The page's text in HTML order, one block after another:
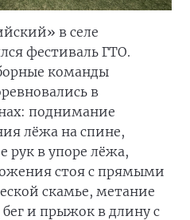
в селе
фестиваль ГТО.
команды
в
поднимание
лёжа на спине,
рук в упоре лёжа,
стоя с прямыми
скамье, метание
и прыжок в длину с